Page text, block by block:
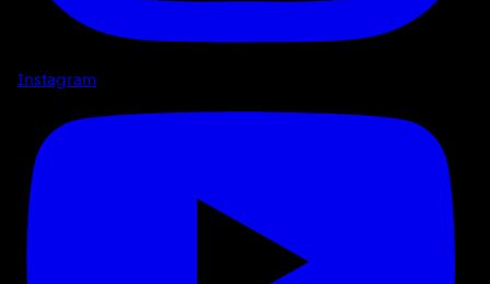
Instagram